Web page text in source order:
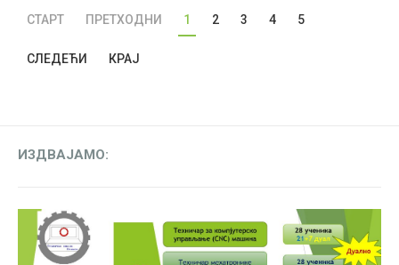
СТАРТ ПРЕТХОДНИ 1 2 3 4 5
СЛЕДЕЋИ КРАЈ
ИЗДВАЈАМО: